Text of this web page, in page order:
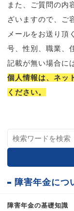
また、ご質問の内
ざいますので、ご
メールをお送り頂
号、性別、職業、
記載が無い場合に
個人情報は、ネッ
ください。
障害年金につ
障害年金の基礎知識